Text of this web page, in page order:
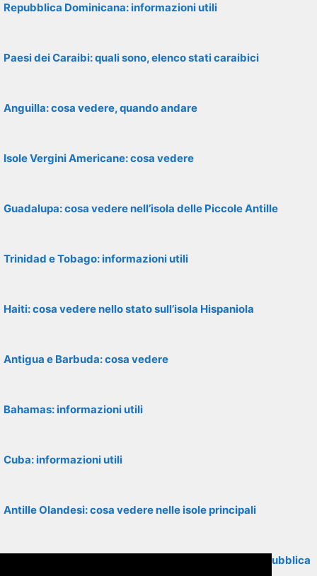
Repubblica Dominicana: informazioni utili
Paesi dei Caraibi: quali sono, elenco stati caraibici
Anguilla: cosa vedere, quando andare
Isole Vergini Americane: cosa vedere
Guadalupa: cosa vedere nell’isola delle Piccole Antille
Trinidad e Tobago: informazioni utili
Haiti: cosa vedere nello stato sull’isola Hispaniola
Antigua e Barbuda: cosa vedere
Bahamas: informazioni utili
Cuba: informazioni utili
Antille Olandesi: cosa vedere nelle isole principali
Santo Domingo: cosa vedere nella capitale della Repubblica